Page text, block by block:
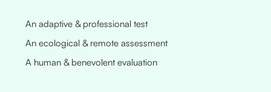
An adaptive & professional test
An ecological & remote assessment
A human & benevolent evaluation